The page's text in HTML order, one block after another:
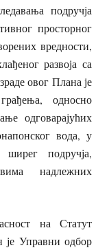
подручја
просторног
вредности,
развоја са
овог Плана је
односно
одговарајућих
вода, у
подручја,
надлежних
на Статут
је Управни одбор